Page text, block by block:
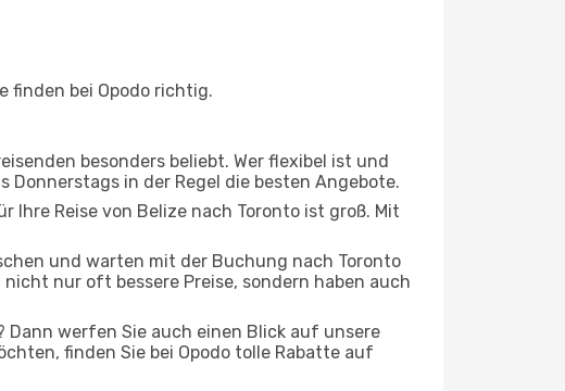
finden bei Opodo richtig.
besonders beliebt. Wer flexibel ist und
in der Regel die besten Angebote.
Ihre Reise von Belize nach Toronto ist groß. Mit
und warten mit der Buchung nach Toronto
nur oft bessere Preise, sondern haben auch
werfen Sie auch einen Blick auf unsere
finden Sie bei Opodo tolle Rabatte auf